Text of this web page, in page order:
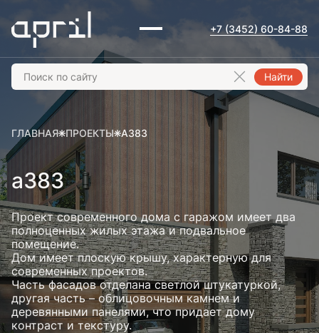
+7 (3452) 60-84-88
Найти
ГЛАВНАЯ ПРОЕКТЫ А383
а383
Проект современного дома с гаражом имеет два
полноценных жилых этажа и подвальное
помещение.
Дом имеет плоскую крышу, характерную для
современных проектов.
Часть фасадов отделана светлой штукатуркой,
другая часть – облицовочным камнем и
деревянными панелями, что придает дому
контраст и текстуру.